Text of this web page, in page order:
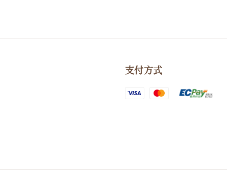
支付方式